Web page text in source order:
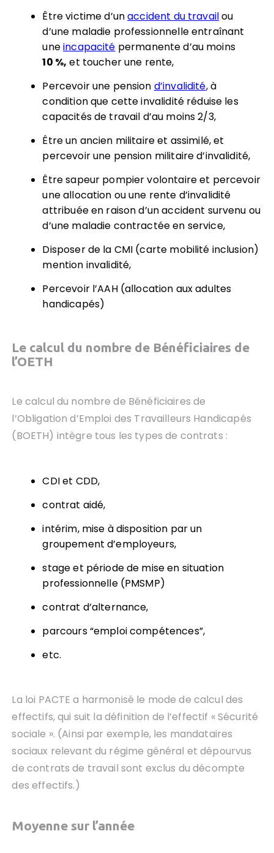
Être victime d’unaccident du travailou
d’une maladie professionnelle entraînant
uneincapacité permanente d’au moins
10 %, et toucher une rente,
Percevoir une pension d’invalidité, à
condition que cette invalidité réduise les
capacités de travail d’au moins 2/3,
Être un ancien militaire et assimilé, et
percevoir une pension militaire d’invalidité,
Être sapeur pompier volontaire et percevoir
une allocation ou une rente d’invalidité
attribuée en raison d’un accident survenu ou
d’une maladie contractée en service,
Disposer de la CMI (carte mobilité inclusion)
mention invalidité,
Percevoir l’AAH (allocation aux adultes
handicapés)
Le calcul du nombre de Bénéficiaires de
l’OETH
Le calcul du nombre de Bénéficiaires de
l’Obligation d’Emploi des Travailleurs Handicapés
(BOETH) intègre tous les types de contrats :
CDI et CDD,
contrat aidé,
intérim, mise à disposition par un
groupement d’employeurs,
stage et période de mise en situation
professionnelle (PMSMP)
contrat d’alternance,
parcours “emploi compétences”,
etc.
La loi PACTE a harmonisé le mode de calcul des
effectifs, qui suit la définition de l’effectif « Sécurité
sociale ». (Ainsi par exemple, les mandataires
sociaux relevant du régime général et dépourvus
de contrats de travail sont exclus du décompte
des effectifs.)
Moyenne sur l’année